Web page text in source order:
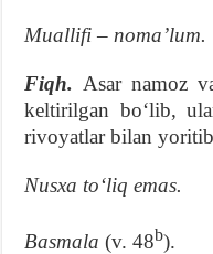
Muallifi – nomaʼlum.
Fiqh.Asar namoz
keltirilgan boʻlib,
rivoyatlar bilan
Nusxa toʻliq emas.
Basmala (v. 48b).